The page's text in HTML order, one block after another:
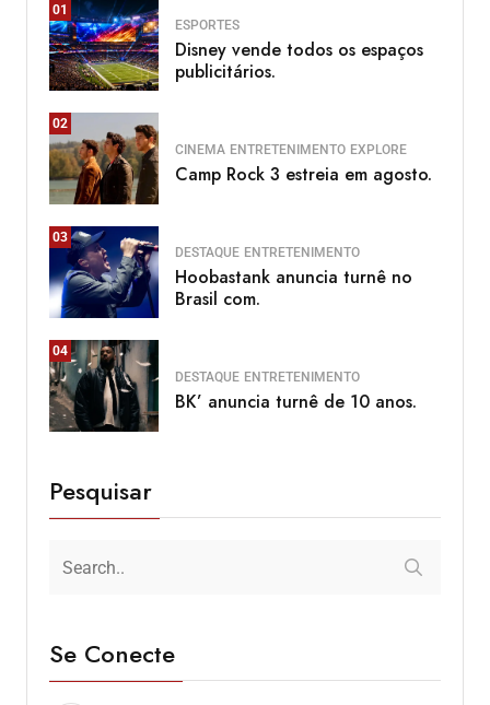
01
ESPORTES
Disney vende todos os espaços
publicitários.
02
CINEMA ENTRETENIMENTO EXPLORE
Camp Rock 3 estreia em agosto.
03
DESTAQUE ENTRETENIMENTO
Hoobastank anuncia turnê no
Brasil com.
04
DESTAQUE ENTRETENIMENTO
BK’ anuncia turnê de 10 anos.
Pesquisar
Se Conecte